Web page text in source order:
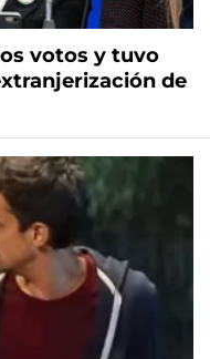
votos y tuvo
de